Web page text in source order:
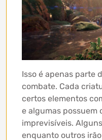
Isso é apenas parte
combate. Cada
certos elementos
e algumas possuem
imprevisíveis.
enquanto outros